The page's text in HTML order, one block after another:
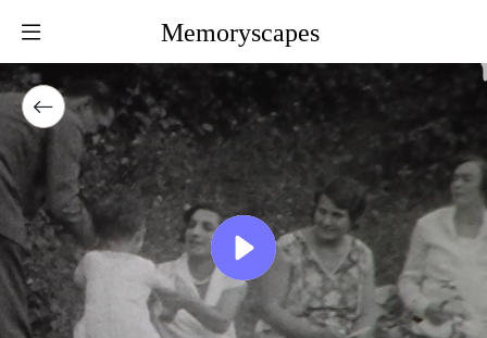
Memoryscapes